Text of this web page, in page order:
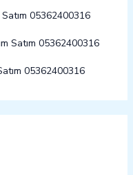
05362400316
Satım 05362400316
05362400316